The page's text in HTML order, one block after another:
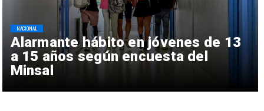
Alarmante hábito en jóvenes de 13
a 15 años según encuesta del
Minsal
NACIONAL